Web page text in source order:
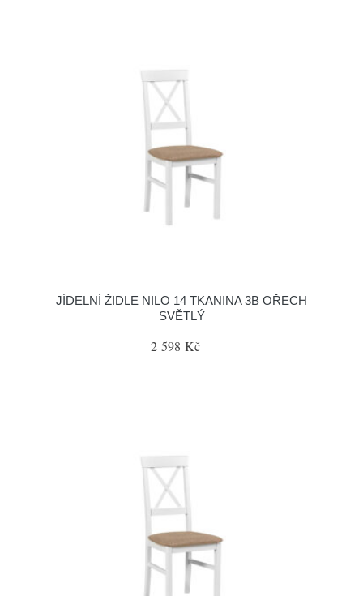
JÍDELNÍ ŽIDLE NILO 14 TKANINA 3B OŘECH
SVĚTLÝ
2 598 Kč